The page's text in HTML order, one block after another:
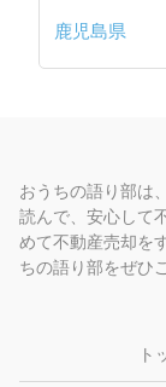
鹿児島県
おうちの語り部は
読んで、安心して
めて不動産売却を
ちの語り部をぜひ
ト